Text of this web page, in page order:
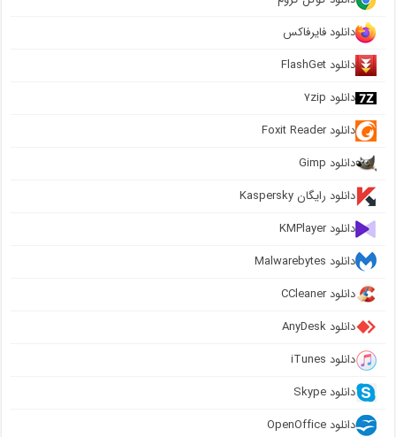
دانلود فایرفاکس
دانلود FlashGet
دانلود ۷zip
دانلود Foxit Reader
دانلود Gimp
دانلود رایگان Kaspersky
دانلود KMPlayer
دانلود Malwarebytes
دانلود CCleaner
دانلود AnyDesk
دانلود iTunes
دانلود Skype
دانلود OpenOffice